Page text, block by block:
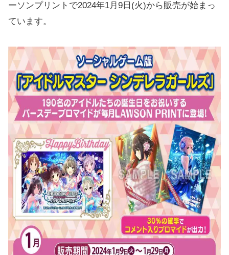
ーソンプリントで2024年1月9日(火)から販売が始まっ
ています。